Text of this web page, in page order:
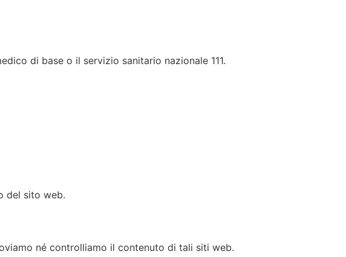
di base o il servizio sanitario nazionale 111.
del sito web.
né controlliamo il contenuto di tali siti web.